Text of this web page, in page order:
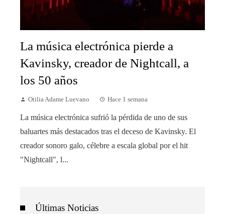
La música electrónica pierde a
Kavinsky, creador de Nightcall, a
los 50 años
Otilia Adame Luevano Hace 1 semana
La música electrónica sufrió la pérdida de uno de sus
baluartes más destacados tras el deceso de Kavinsky. El
creador sonoro galo, célebre a escala global por el hit
"Nightcall", l...
Últimas Noticias